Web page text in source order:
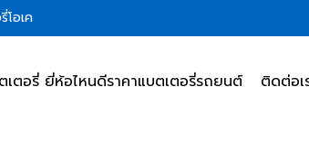
อเค
เตอรี่ ยี่ห้อไหนดีราคาแบตเตอรี่รถยนต์ ติดต่อเ